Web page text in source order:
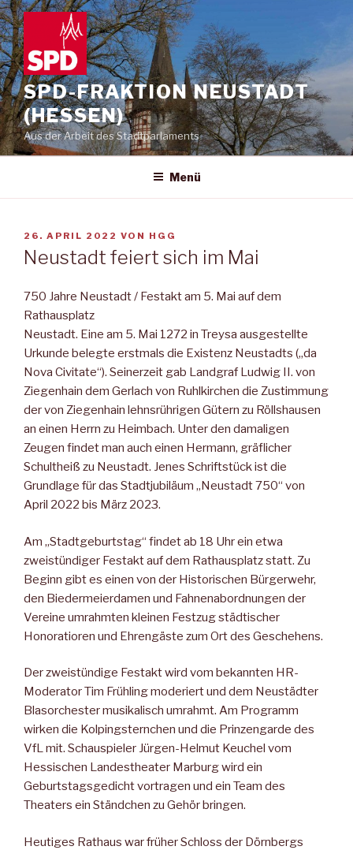
Zum
Inhalt
springen
SPD-FRAKTION NEUSTADT
(HESSEN)
Aus der Arbeit des Stadtparlaments
Menü
VERÖFFENTLICHT
AM
26. APRIL 2022 VON HGG
Neustadt feiert sich im Mai
750 Jahre Neustadt / Festakt am 5. Mai auf dem
Rathausplatz
Neustadt. Eine am 5. Mai 1272 in Treysa ausgestellte
Urkunde belegte erstmals die Existenz Neustadts („da
Nova Civitate“). Seinerzeit gab Landgraf Ludwig II. von
Ziegenhain dem Gerlach von Ruhlkirchen die Zustimmung
der von Ziegenhain lehnsrührigen Gütern zu Röllshausen
an einen Herrn zu Heimbach. Unter den damaligen
Zeugen findet man auch einen Hermann, gräflicher
Schultheiß zu Neustadt. Jenes Schriftstück ist die
Grundlage für das Stadtjubiläum „Neustadt 750“ von
April 2022 bis März 2023.
Am „Stadtgeburtstag“ findet ab 18 Uhr ein etwa
zweistündiger Festakt auf dem Rathausplatz statt. Zu
Beginn gibt es einen von der Historischen Bürgerwehr,
den Biedermeierdamen und Fahnenabordnungen der
Vereine umrahmten kleinen Festzug städtischer
Honoratioren und Ehrengäste zum Ort des Geschehens.
Der zweistündige Festakt wird vom bekannten HR-
Moderator Tim Frühling moderiert und dem Neustädter
Blasorchester musikalisch umrahmt. Am Programm
wirken die Kolpingsternchen und die Prinzengarde des
VfL mit. Schauspieler Jürgen-Helmut Keuchel vom
Hessischen Landestheater Marburg wird ein
Geburtstagsgedicht vortragen und ein Team des
Theaters ein Ständchen zu Gehör bringen.
Heutiges Rathaus war früher Schloss der Dörnbergs